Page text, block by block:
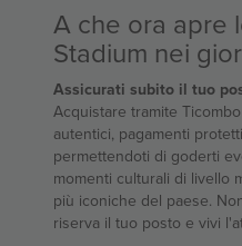
A che ora apre
Stadium nei
Assicurati subito il tuo
Acquistare tramite
autentici, pagamenti
permettendoti di goderti
momenti culturali di livello
più iconiche del paese.
riserva il tuo posto e vivi